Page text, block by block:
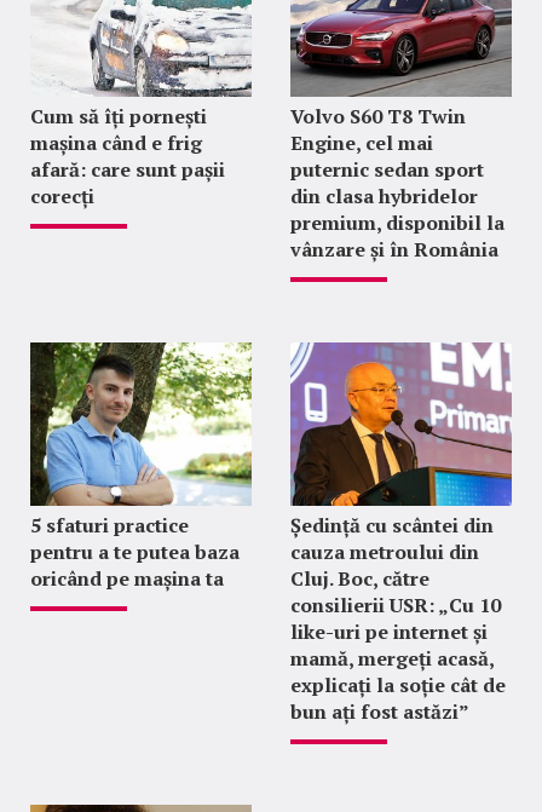
Cum să îți pornești
mașina când e frig
afară: care sunt pașii
corecți
Volvo S60 T8 Twin
Engine, cel mai
puternic sedan sport
din clasa hybridelor
premium, disponibil la
vânzare și în România
5 sfaturi practice
pentru a te putea baza
oricând pe mașina ta
Ședință cu scântei din
cauza metroului din
Cluj. Boc, către
consilierii USR: „Cu 10
like-uri pe internet și
mamă, mergeți acasă,
explicați la soție cât de
bun ați fost astăzi”